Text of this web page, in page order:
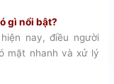
gì nổi bật?
nay, điều người
mặt nhanh và xử lý